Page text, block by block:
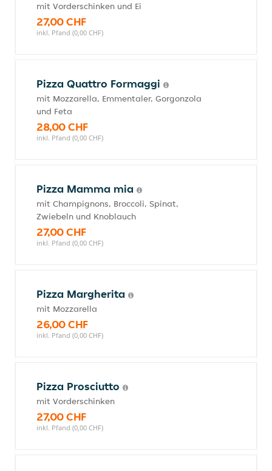
mit Vorderschinken und Ei
27,00 CHF
inkl. Pfand (0,00 CHF)
Pizza Quattro Formaggi
mit Mozzarella, Emmentaler, Gorgonzola
und Feta
28,00 CHF
inkl. Pfand (0,00 CHF)
Pizza Mamma mia
mit Champignons, Broccoli, Spinat,
Zwiebeln und Knoblauch
27,00 CHF
inkl. Pfand (0,00 CHF)
Pizza Margherita
mit Mozzarella
26,00 CHF
inkl. Pfand (0,00 CHF)
Pizza Prosciutto
mit Vorderschinken
27,00 CHF
inkl. Pfand (0,00 CHF)